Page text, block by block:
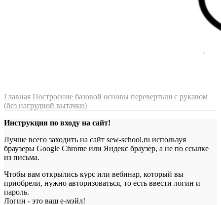
Главная Построение базовой основы перевертыш с рукавом
(без нагрудной вытачки)
Инструкция по входу на сайт!
Лучше всего заходить на сайт sew-school.ru используя
браузеры Google Chrome или Яндекс браузер, а не по ссылке
из письма.
Чтобы вам открылись курс или вебинар, который вы
приобрели, нужно авторизоваться, то есть ввести логин и
пароль.
Логин - это ваш е-мэйл!